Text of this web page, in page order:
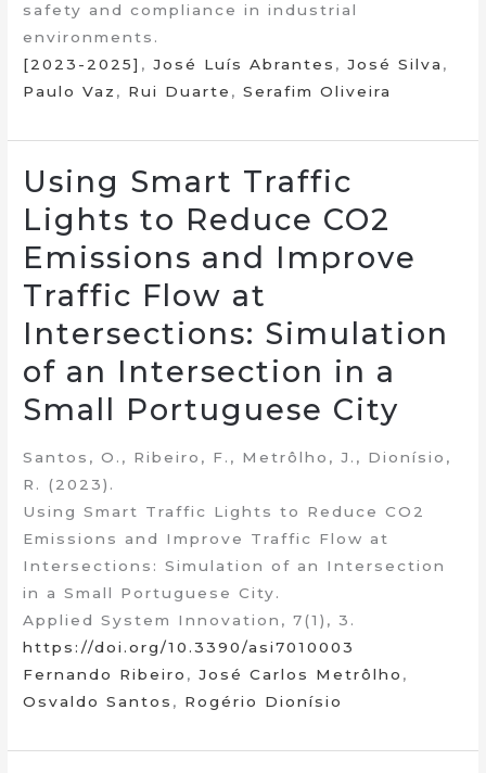
safety and compliance in industrial
environments.
[2023-2025] ,José Luís Abrantes ,José Silva ,
Paulo Vaz , Rui Duarte ,Serafim Oliveira
Using Smart Traffic
Lights to Reduce CO2
Emissions and Improve
Traffic Flow at
Intersections: Simulation
of an Intersection in a
Small Portuguese City
Santos, O., Ribeiro, F., Metrôlho, J., Dionísio,
R. (2023).
Using Smart Traffic Lights to Reduce CO2
Emissions and Improve Traffic Flow at
Intersections: Simulation of an Intersection
in a Small Portuguese City.
Applied System Innovation, 7(1), 3.
https://doi.org/10.3390/asi7010003
Fernando Ribeiro ,José Carlos Metrôlho ,
Osvaldo Santos , Rogério Dionísio